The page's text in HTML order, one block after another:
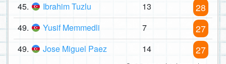
45. Ibrahim Tuzlu 13 28
49. Yusif Memmedli 7 27
49. Jose Miguel Paez 14 27